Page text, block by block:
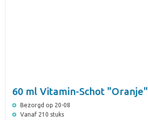
60 ml Vitamin-Schot "Oranje"
Bezorgd op 20-08
Vanaf 210 stuks